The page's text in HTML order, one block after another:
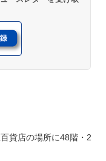
貨店の場所に48階・2